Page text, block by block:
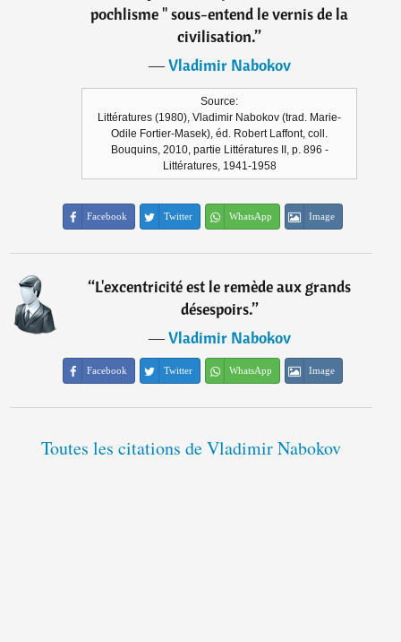
pochlisme " sous-entend le vernis de la
civilisation.”
―Vladimir Nabokov
Source:
Littératures (1980), Vladimir Nabokov (trad. Marie-
Odile Fortier-Masek), éd. Robert Laffont, coll.
Bouquins, 2010, partie Littératures II, p. 896 -
Littératures, 1941-1958
Facebook Twitter WhatsApp Image
“L'excentricité est le remède aux grands
désespoirs.”
―Vladimir Nabokov
Facebook Twitter WhatsApp Image
Toutes les citations de Vladimir Nabokov